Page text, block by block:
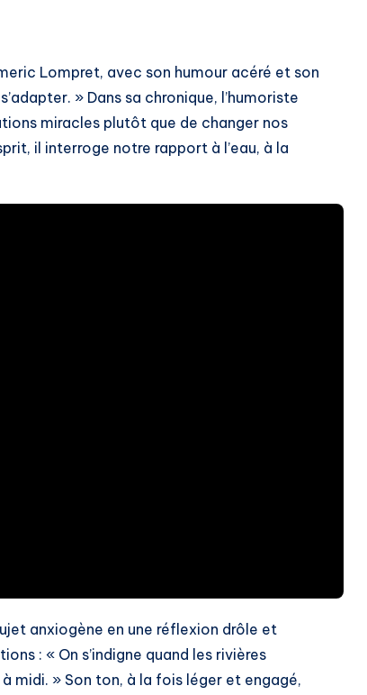
Lompret, avec son humour acéré et son
» Dans sa chronique, l’humoriste
miracles plutôt que de changer nos
il interroge notre rapport à l’eau, à la
anxiogène en une réflexion drôle et
: « On s’indigne quand les rivières
midi. » Son ton, à la fois léger et engagé,